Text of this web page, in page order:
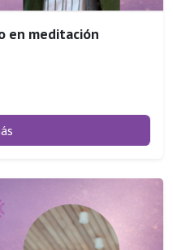
en meditación